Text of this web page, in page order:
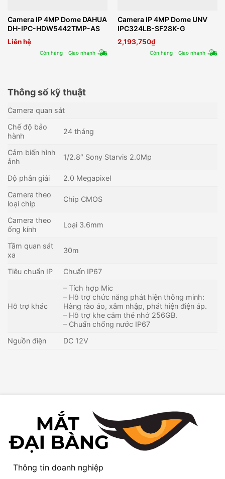
Camera IP 4MP Dome DAHUA
DH-IPC-HDW5442TMP-AS
Liên hệ
Còn hàng - Giao nhanh
Camera IP 4MP Dome UNV
IPC324LB-SF28K-G
2,193,750₫
Còn hàng - Giao nhanh
Thông số kỹ thuật
Camera quan sát
Chế độ bảo
hành
24 tháng
Cảm biến hình
ảnh
1/2.8″ Sony Starvis 2.0Mp
Độ phân giải
2.0 Megapixel
Camera theo
loại chip
Chip CMOS
Camera theo
ống kính
Loại 3.6mm
Tầm quan sát
xa
30m
Tiêu chuẩn IP Chuẩn IP67
Hỗ trợ khác
– Tích hợp Mic
– Hỗ trợ chức năng phát hiện thông minh:
Hàng rào ảo, xâm nhập, phát hiện điện áp.
– Hỗ trợ khe cắm thẻ nhớ 256GB.
– Chuẩn chống nước IP67
Nguồn điện
DC 12V
Thông tin doanh nghiệp